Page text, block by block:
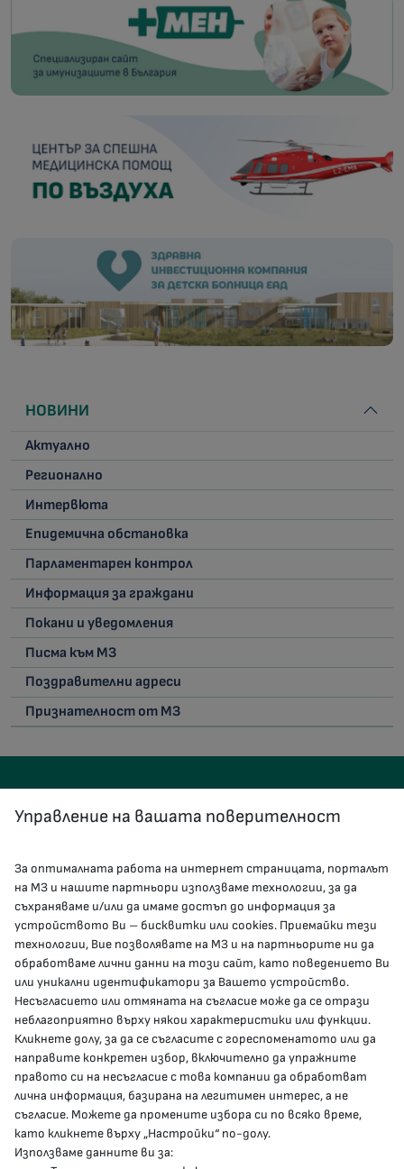
НОВИНИ
Актуално
Регионално
Интервюта
Епидемична обстановка
Парламентарен контрол
Информация за граждани
Покани и уведомления
Писма към МЗ
Поздравителни адреси
Признателност от МЗ
КОНТАКТИ
гр.София, 1000, пл. „Света Неделя“ №5
delovodstvo@mh.government.bg
presscenter@mh.government.bg
МЗ В СОЦИАЛНИТЕ МРЕЖИ
Facebook страница
Instragram профил
Управление на вашата поверителност
За оптималната работа на интернет страницата, порталът
на МЗ и нашите партньори използваме технологии, за да
съхраняваме и/или да имаме достъп до информация за
устройството Ви – бисквитки или cookies. Приемайки тези
технологии, Вие позволявате на МЗ и на партньорите ни да
обработваме лични данни на този сайт, като поведението Ви
или уникални идентификатори за Вашето устройство.
Несъгласието или отмяната на съгласие може да се отрази
неблагоприятно върху някои характеристики или функции.
Кликнете долу, за да се съгласите с гореспоменатото или да
направите конкретен избор, включително да упражните
правото си на несъгласие с това компании да обработват
лична информация, базирана на легитимен интерес, а не
съгласие. Можете да промените избора си по всяко време,
като кликнете върху „Настройки“ по-долу.
Използваме данните ви за: